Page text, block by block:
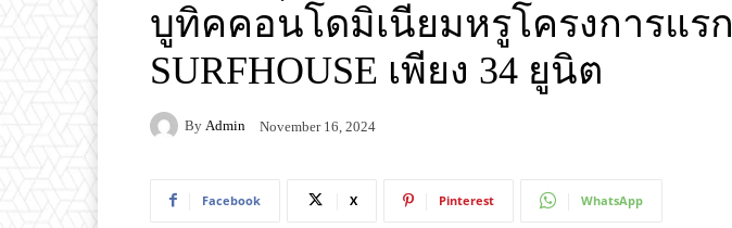
บูทิคคอนโดมิเนียมหรูโครงการแรก
SURFHOUSE เพียง 34 ยูนิต
By Admin November 16, 2024
Facebook X Pinterest WhatsApp